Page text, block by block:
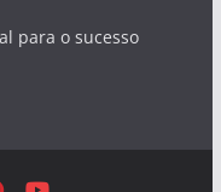
para o sucesso